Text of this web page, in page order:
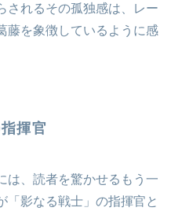
されるその孤独感は、レー
藤を象徴しているように感
揮官
は、読者を驚かせるもう一
「影なる戦士」の指揮官と